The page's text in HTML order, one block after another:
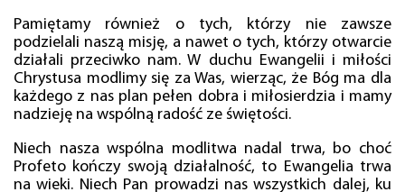
Pamiętamy również o tych, którzy nie zawsze
podzielali naszą misję, a nawet o tych, którzy otwarcie
działali przeciwko nam. W duchu Ewangelii i miłości
Chrystusa modlimy się za Was, wierząc, że Bóg ma dla
każdego z nas plan pełen dobra i miłosierdzia i mamy
nadzieję na wspólną radość ze świętości.
Niech nasza wspólna modlitwa nadal trwa, bo choć
Profeto kończy swoją działalność, to Ewangelia trwa
na wieki. Niech Pan prowadzi nas wszystkich dalej, ku